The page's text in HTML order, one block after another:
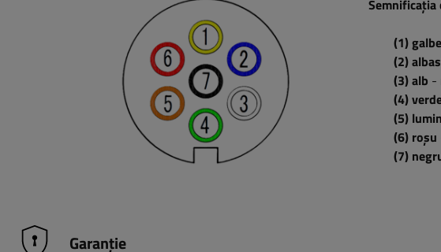
(1)
(2)
(3) alb -
(4)
(5)
(6) roșu
(7)
Garanție